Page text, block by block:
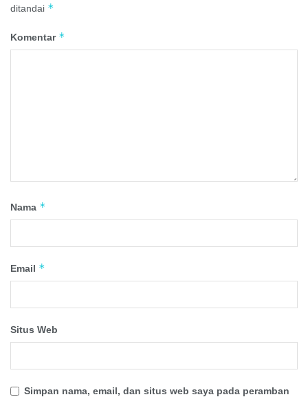
ditandai *
Komentar *
Nama *
Email *
Situs Web
Simpan nama, email, dan situs web saya pada peramban